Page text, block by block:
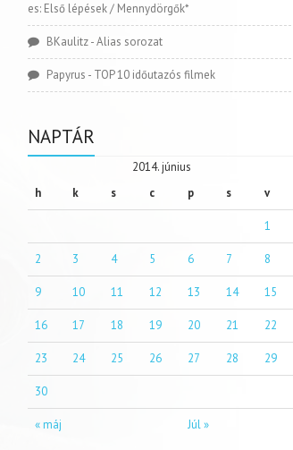
es: Első lépések / Mennydörgők*
BKaulitz-Alias sorozat
Papyrus - TOP 10 időutazós filmek
NAPTÁR
2014. június
h
k s c p s v
« máj Júl »
1
2 3 4 5 6 7 8
9 10 11 12 13 14 15
16 17 18 19 20 21 22
23 24 25 26 27 28 29
30